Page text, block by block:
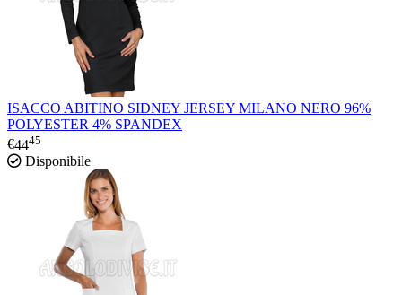
ISACCO ABITINO SIDNEY JERSEY MILANO NERO 96%
POLYESTER 4% SPANDEX
€4445
Disponibile